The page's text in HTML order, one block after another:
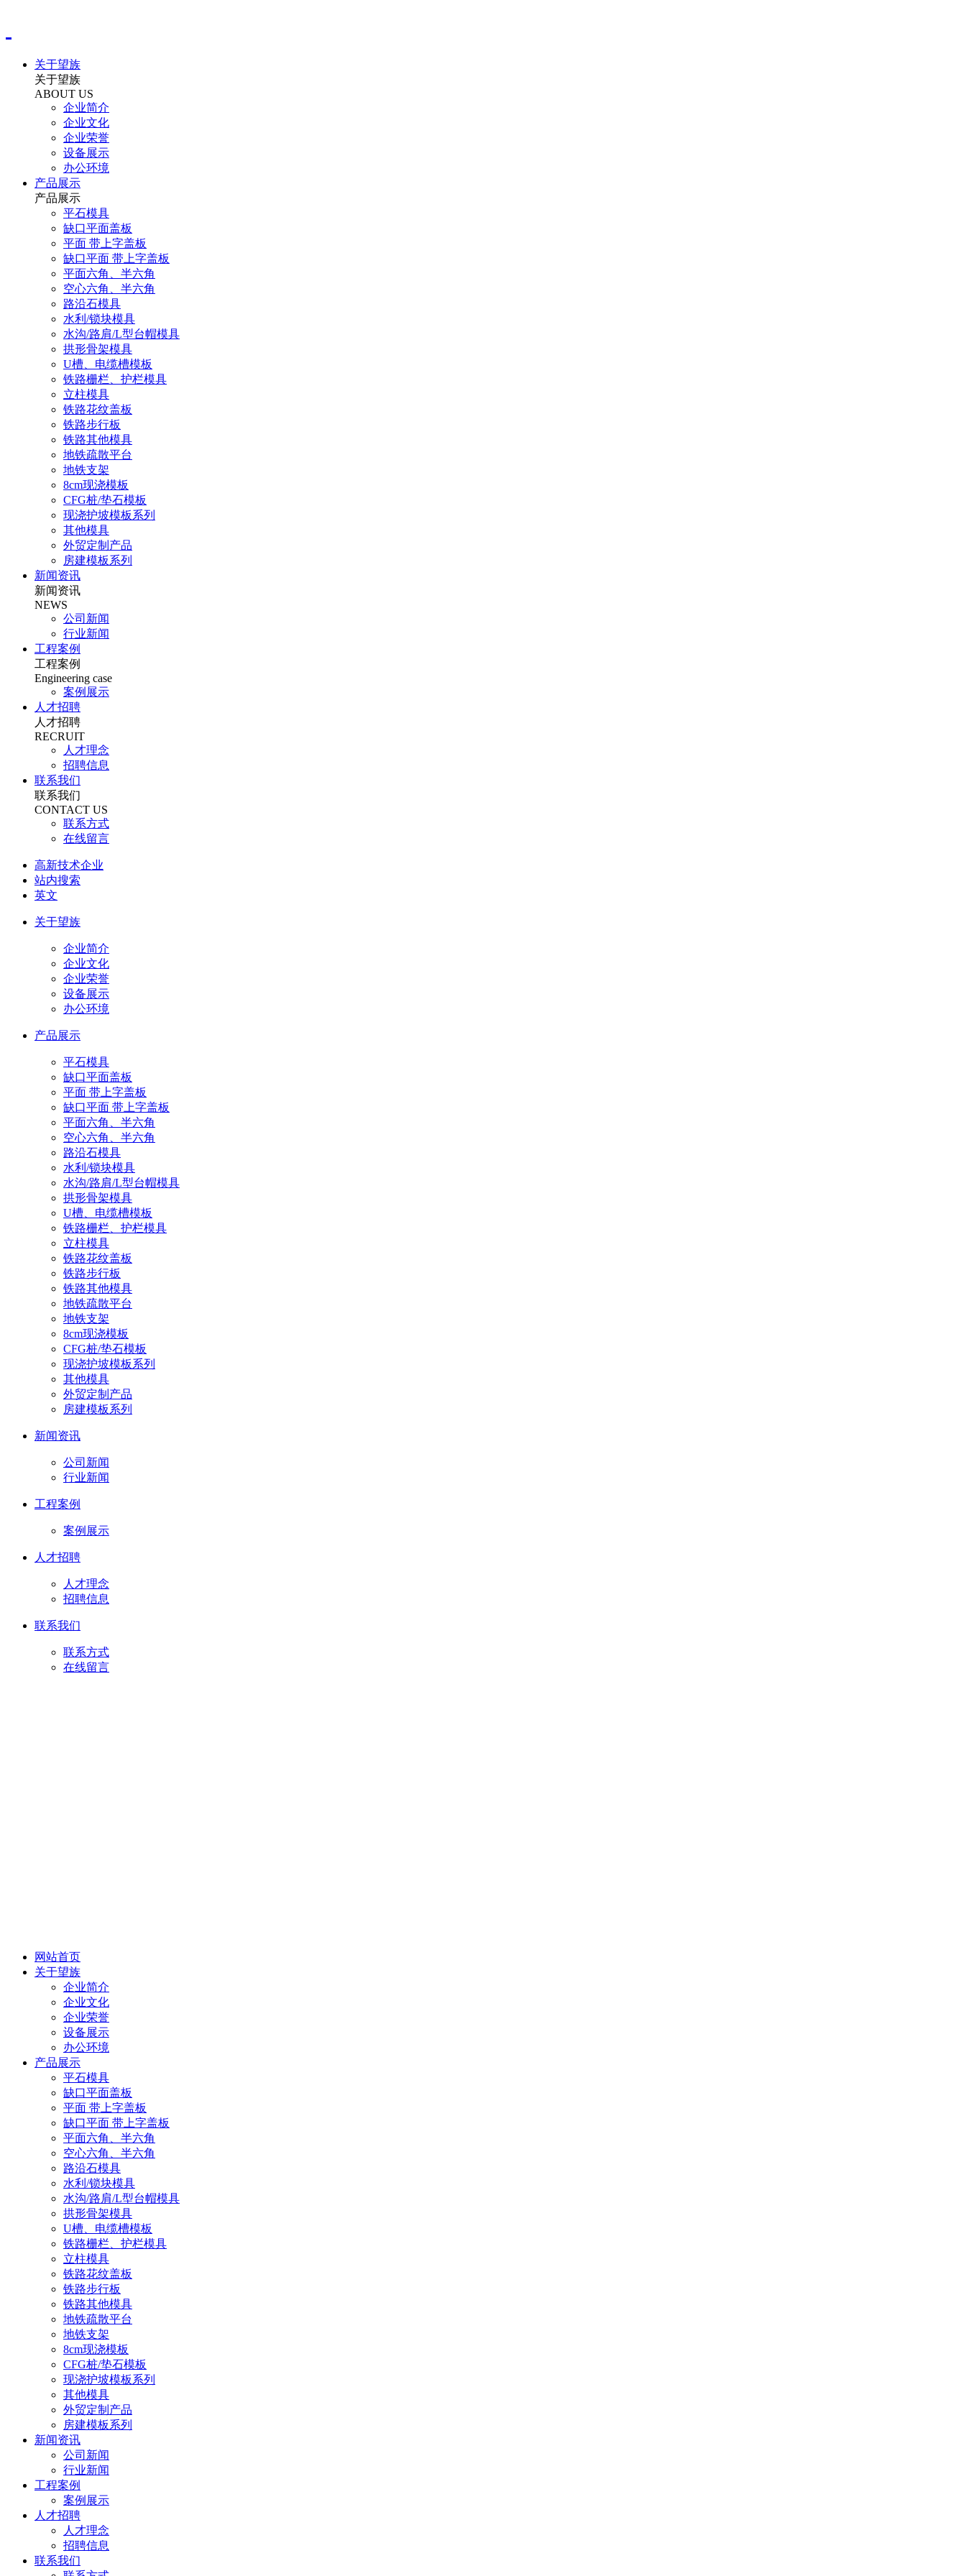
关于望族
关于望族
ABOUT US
企业简介
企业文化
企业荣誉
设备展示
办公环境
产品展示
产品展示
平石模具
缺口平面盖板
平面 带上字盖板
缺口平面 带上字盖板
平面六角、半六角
空心六角、半六角
路沿石模具
水利/锁块模具
水沟/路肩/L型台帽模具
拱形骨架模具
U槽、电缆槽模板
铁路栅栏、护栏模具
立柱模具
铁路花纹盖板
铁路步行板
铁路其他模具
地铁疏散平台
地铁支架
8cm现浇模板
CFG桩/垫石模板
现浇护坡模板系列
其他模具
外贸定制产品
房建模板系列
新闻资讯
新闻资讯
NEWS
公司新闻
行业新闻
工程案例
工程案例
Engineering case
案例展示
人才招聘
人才招聘
RECRUIT
人才理念
招聘信息
联系我们
联系我们
CONTACT US
联系方式
在线留言
高新技术企业
站内搜索
英文
关于望族
企业简介
企业文化
企业荣誉
设备展示
办公环境
产品展示
平石模具
缺口平面盖板
平面 带上字盖板
缺口平面 带上字盖板
平面六角、半六角
空心六角、半六角
路沿石模具
水利/锁块模具
水沟/路肩/L型台帽模具
拱形骨架模具
U槽、电缆槽模板
铁路栅栏、护栏模具
立柱模具
铁路花纹盖板
铁路步行板
铁路其他模具
地铁疏散平台
地铁支架
8cm现浇模板
CFG桩/垫石模板
现浇护坡模板系列
其他模具
外贸定制产品
房建模板系列
新闻资讯
公司新闻
行业新闻
工程案例
案例展示
人才招聘
人才理念
招聘信息
联系我们
联系方式
在线留言
网站首页
关于望族
企业简介
企业文化
企业荣誉
设备展示
办公环境
产品展示
平石模具
缺口平面盖板
平面 带上字盖板
缺口平面 带上字盖板
平面六角、半六角
空心六角、半六角
路沿石模具
水利/锁块模具
水沟/路肩/L型台帽模具
拱形骨架模具
U槽、电缆槽模板
铁路栅栏、护栏模具
立柱模具
铁路花纹盖板
铁路步行板
铁路其他模具
地铁疏散平台
地铁支架
8cm现浇模板
CFG桩/垫石模板
现浇护坡模板系列
其他模具
外贸定制产品
房建模板系列
新闻资讯
公司新闻
行业新闻
工程案例
案例展示
人才招聘
人才理念
招聘信息
联系我们